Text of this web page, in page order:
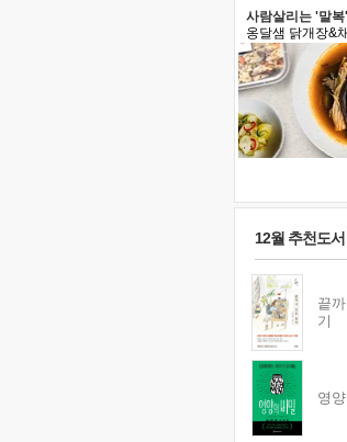
사람살리는 '말
옹달샘 닭개장&
12월 추천도서
끝
기
영